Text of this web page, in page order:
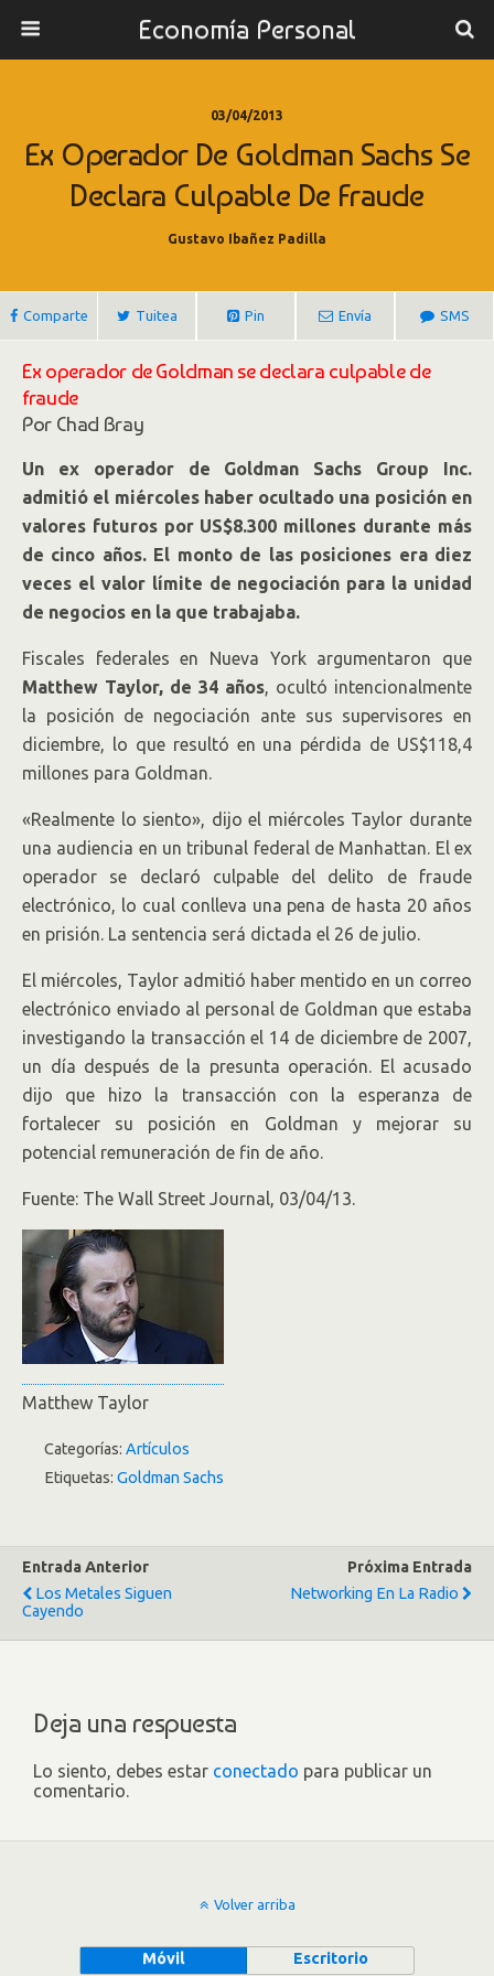
Economía Personal
03/04/2013
Ex Operador De Goldman Sachs Se
Declara Culpable De Fraude
Gustavo Ibañez Padilla
Comparte Tuitea Pin Envía SMS
Ex operador de Goldman se declara culpable de
fraude
Por Chad Bray
Un ex operador de Goldman Sachs Group Inc.
admitió el miércoles haber ocultado una posición en
valores futuros por US$8.300 millones durante más
de cinco años. El monto de las posiciones era diez
veces el valor límite de negociación para la unidad
de negocios en la que trabajaba.
Fiscales federales en Nueva York argumentaron que
Matthew Taylor, de 34 años, ocultó intencionalmente
la posición de negociación ante sus supervisores en
diciembre, lo que resultó en una pérdida de US$118,4
millones para Goldman.
«Realmente lo siento», dijo el miércoles Taylor durante
una audiencia en un tribunal federal de Manhattan. El ex
operador se declaró culpable del delito de fraude
electrónico, lo cual conlleva una pena de hasta 20 años
en prisión. La sentencia será dictada el 26 de julio.
El miércoles, Taylor admitió haber mentido en un correo
electrónico enviado al personal de Goldman que estaba
investigando la transacción el 14 de diciembre de 2007,
un día después de la presunta operación. El acusado
dijo que hizo la transacción con la esperanza de
fortalecer su posición en Goldman y mejorar su
potencial remuneración de fin de año.
Fuente: The Wall Street Journal, 03/04/13.
Matthew Taylor
Categorías: Artículos
Etiquetas: Goldman Sachs
Entrada Anterior
Los Metales Siguen
Cayendo
Próxima Entrada
Networking En La Radio
Deja una respuesta
Lo siento, debes estar conectado para publicar un
comentario.
Volver arriba
Móvil Escritorio